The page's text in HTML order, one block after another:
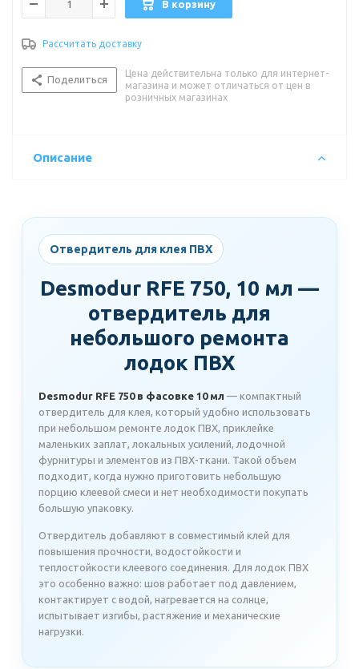
В корзину
Рассчитать доставку
Поделиться
Цена действительна только для интернет-
магазина и может отличаться от цен в
розничных магазинах
Описание
Отвердитель для клея ПВХ
Desmodur RFE 750, 10 мл —
отвердитель для
небольшого ремонта
лодок ПВХ
Desmodur RFE 750 в фасовке 10 мл — компактный
отвердитель для клея, который удобно использовать
при небольшом ремонте лодок ПВХ, приклейке
маленьких заплат, локальных усилений, лодочной
фурнитуры и элементов из ПВХ-ткани. Такой объем
подходит, когда нужно приготовить небольшую
порцию клеевой смеси и нет необходимости покупать
большую упаковку.
Отвердитель добавляют в совместимый клей для
повышения прочности, водостойкости и
теплостойкости клеевого соединения. Для лодок ПВХ
это особенно важно: шов работает под давлением,
контактирует с водой, нагревается на солнце,
испытывает изгибы, растяжение и механические
нагрузки.